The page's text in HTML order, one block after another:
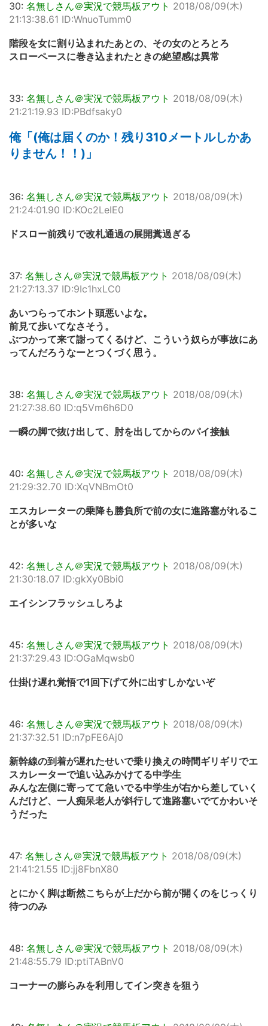
30: 名無しさん＠実況で競馬板アウト 2018/08/09(木)
21:13:38.61 ID:WnuoTumm0
階段を女に割り込まれたあとの、その女のとろとろ
スローペースに巻き込まれたときの絶望感は異常
33: 名無しさん＠実況で競馬板アウト 2018/08/09(木)
21:21:19.93 ID:PBdfsaky0
俺「(俺は届くのか！残り310メートルしかあ
りません！！)」
36: 名無しさん＠実況で競馬板アウト 2018/08/09(木)
21:24:01.90 ID:KOc2LeIE0
ドスロー前残りで改札通過の展開糞過ぎる
37: 名無しさん＠実況で競馬板アウト 2018/08/09(木)
21:27:13.37 ID:9Ic1hxLC0
あいつらってホント頭悪いよな。
前見て歩いてなさそう。
ぶつかって来て謝ってくるけど、こういう奴らが事故にあ
ってんだろうなーとつくづく思う。
38: 名無しさん＠実況で競馬板アウト 2018/08/09(木)
21:27:38.60 ID:q5Vm6h6D0
一瞬の脚で抜け出して、肘を出してからのパイ接触
40: 名無しさん＠実況で競馬板アウト 2018/08/09(木)
21:29:32.70 ID:XqVNBmOt0
エスカレーターの乗降も勝負所で前の女に進路塞がれるこ
とが多いな
42: 名無しさん＠実況で競馬板アウト 2018/08/09(木)
21:30:18.07 ID:gkXy0Bbi0
エイシンフラッシュしろよ
45: 名無しさん＠実況で競馬板アウト 2018/08/09(木)
21:37:29.43 ID:OGaMqwsb0
仕掛け遅れ覚悟で1回下げて外に出すしかないぞ
46: 名無しさん＠実況で競馬板アウト 2018/08/09(木)
21:37:32.51 ID:n7pFE6Aj0
新幹線の到着が遅れたせいで乗り換えの時間ギリギリでエ
スカレーターで追い込みかけてる中学生
みんな左側に寄ってて急いでる中学生が右から差していく
んだけど、一人痴呆老人が斜行して進路塞いでてかわいそ
うだった
47: 名無しさん＠実況で競馬板アウト 2018/08/09(木)
21:41:21.55 ID:jj8FbnX80
とにかく脚は断然こちらが上だから前が開くのをじっくり
待つのみ
48: 名無しさん＠実況で競馬板アウト 2018/08/09(木)
21:48:55.79 ID:ptiTABnV0
コーナーの膨らみを利用してイン突きを狙う